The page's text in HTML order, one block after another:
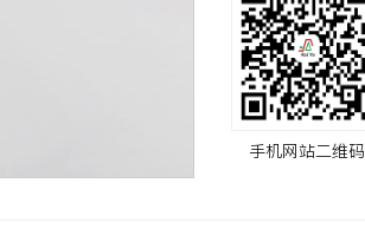
手机网站二维码